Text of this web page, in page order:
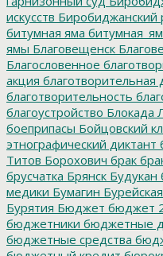
искусств Биробиджанский
битумная яма
ямы Благовещенск
Благословенное
акция благотворительная
благотворительность
благоустройство Блокада
боеприпасы Бойцовский
этнографический диктант
Титов Борохович брак
брусчатка Брянск Будукан
медики Бумагин
Бурятия Бюджет бюджет
бюджетники бюджетные
бюджетные средства